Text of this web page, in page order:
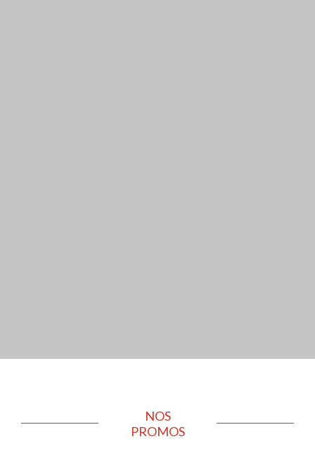
NOS
PROMOS